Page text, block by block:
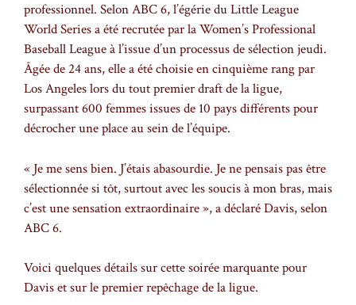
professionnel. Selon ABC 6, l’égérie du Little League
World Series a été recrutée par la Women’s Professional
Baseball League à l’issue d’un processus de sélection jeudi.
Âgée de 24 ans, elle a été choisie en cinquième rang par
Los Angeles lors du tout premier draft de la ligue,
surpassant 600 femmes issues de 10 pays différents pour
décrocher une place au sein de l’équipe.
« Je me sens bien. J’étais abasourdie. Je ne pensais pas être
sélectionnée si tôt, surtout avec les soucis à mon bras, mais
c’est une sensation extraordinaire », a déclaré Davis, selon
ABC 6.
Voici quelques détails sur cette soirée marquante pour
Davis et sur le premier repêchage de la ligue.